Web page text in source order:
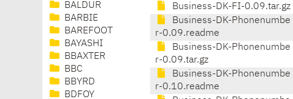
BALDUR
BARBIE
BAREFOOT
BAYASHI
BBAXTER
BBC
BBYRD
BDFOY
Business-DK-FI-0.09.tar.gz
Business-DK-Phonenumbe
r-0.09.readme
Business-DK-Phonenumbe
r-0.09.tar.gz
Business-DK-Phonenumbe
r-0.10.readme